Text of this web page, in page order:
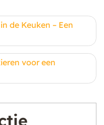
de Keuken – Een
voor een